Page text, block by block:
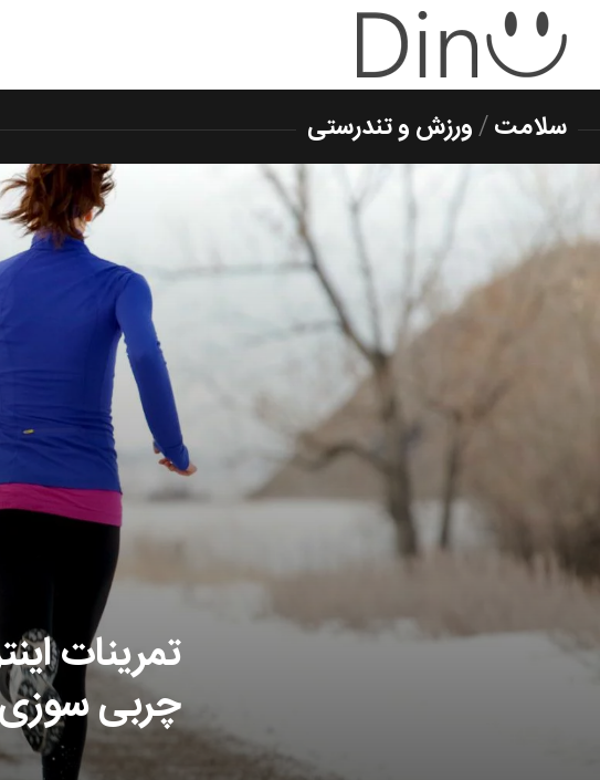
سلامت/ورزش و تندرستی
تمرینات
چربی